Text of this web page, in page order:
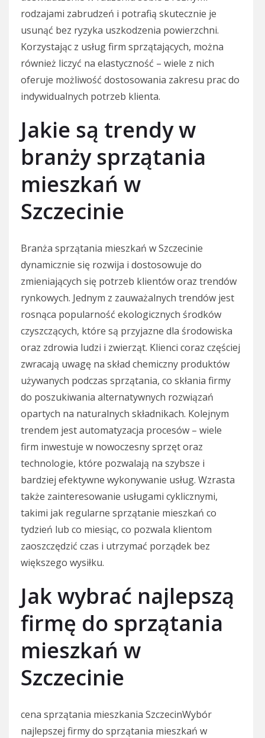
rodzajami zabrudzeń i potrafią skutecznie je
usunąć bez ryzyka uszkodzenia powierzchni.
Korzystając z usług firm sprzątających, można
również liczyć na elastyczność – wiele z nich
oferuje możliwość dostosowania zakresu prac do
indywidualnych potrzeb klienta.
Jakie są trendy w
branży sprzątania
mieszkań w
Szczecinie
Branża sprzątania mieszkań w Szczecinie
dynamicznie się rozwija i dostosowuje do
zmieniających się potrzeb klientów oraz trendów
rynkowych. Jednym z zauważalnych trendów jest
rosnąca popularność ekologicznych środków
czyszczących, które są przyjazne dla środowiska
oraz zdrowia ludzi i zwierząt. Klienci coraz częściej
zwracają uwagę na skład chemiczny produktów
używanych podczas sprzątania, co skłania firmy
do poszukiwania alternatywnych rozwiązań
opartych na naturalnych składnikach. Kolejnym
trendem jest automatyzacja procesów – wiele
firm inwestuje w nowoczesny sprzęt oraz
technologie, które pozwalają na szybsze i
bardziej efektywne wykonywanie usług. Wzrasta
także zainteresowanie usługami cyklicznymi,
takimi jak regularne sprzątanie mieszkań co
tydzień lub co miesiąc, co pozwala klientom
zaoszczędzić czas i utrzymać porządek bez
większego wysiłku.
Jak wybrać najlepszą
firmę do sprzątania
mieszkań w
Szczecinie
cena sprzątania mieszkania SzczecinWybór
najlepszej firmy do sprzątania mieszkań w